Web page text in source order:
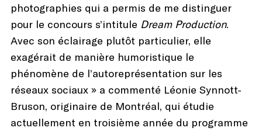
photographies qui a permis de me distinguer
pour le concours s’intitule Dream Production.
Avec son éclairage plutôt particulier, elle
exagérait de manière humoristique le
phénomène de l’autoreprésentation sur les
réseaux sociaux » a commenté Léonie Synnott-
Bruson, originaire de Montréal, qui étudie
actuellement en troisième année du programme